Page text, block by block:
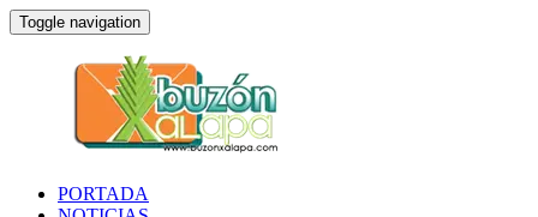
Toggle navigation
PORTADA